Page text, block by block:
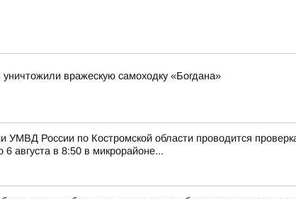
вражескую самоходку «Богдана»
УМВД России по Костромской области проводится
августа в 8:50 в микрорайоне...